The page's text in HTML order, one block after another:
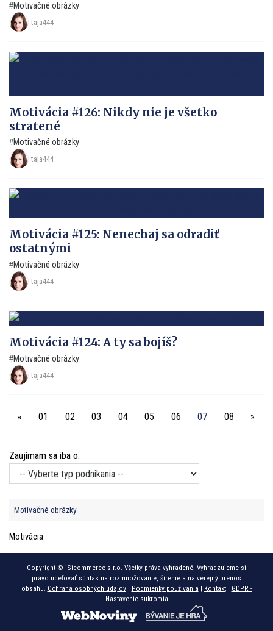
Motivačné obrázky
taja444
Motivácia #126: Nikdy nie je všetko
stratené
Motivačné obrázky
taja444
Motivácia #125: Nenechaj sa odradiť
ostatnými
Motivačné obrázky
taja444
Motivácia #124: A ty sa bojíš?
Motivačné obrázky
taja444
« 01 02 03 04 05 06 07 08 »
Zaujímam sa iba o:
Motivačné obrázky
Motivácia
Copyright © iSicommerce s.r.o. Všetky práva vyhradené. Vyhradzujeme si
právo udeľovať súhlas na rozmnožovanie, šírenie a na verejný prenos
obsahu. Ochrana osobných údajov| Podmienky používania | Kontakt| GDPR -
Nastavenie sukromia